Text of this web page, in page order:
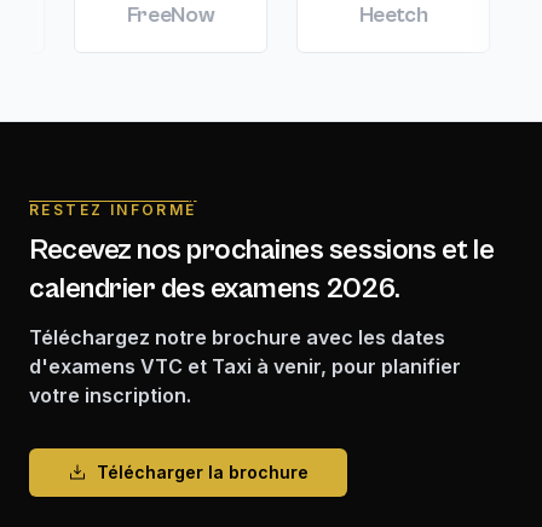
FreeNow
RESTEZ INFORMÉ
Recevez nos prochaines sessions et le
calendrier des examens 2026.
Téléchargez notre brochure avec les dates
d'examens VTC et Taxi à venir, pour planifier
votre inscription.
Télécharger la brochure